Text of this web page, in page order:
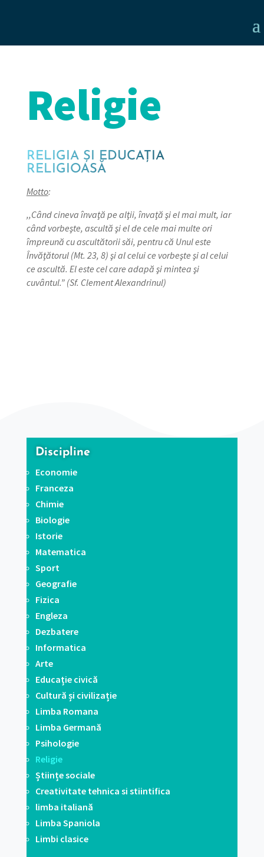
Religie
RELIGIA ȘI EDUCAȚIA
RELIGIOASĂ
Motto:
,,Când cineva învaţă pe alţii, învaţă şi el mai mult, iar
când vorbeşte, ascultă şi el de cele mai multe ori
împreună cu ascultătorii săi, pentru că Unul este
Învăţătorul (Mt. 23, 8) şi al celui ce vorbeşte şi al celui
ce ascultă. El este cel care adapă şi mintea şi
cuvântul.” (Sf. Clement Alexandrinul)
Discipline
Economie
Franceza
Chimie
Biologie
Istorie
Matematica
Sport
Geografie
Fizica
Engleza
Dezbatere
Informatica
Arte
Educaţie civică
Cultură și civilizație
Limba Romana
Limba Germană
Psihologie
Religie
Științe sociale
Creativitate tehnica si stiintifica
limba italiană
Limba Spaniola
Limbi clasice